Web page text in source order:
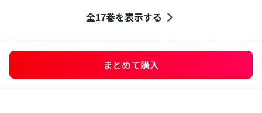
全17巻を表示する
まとめて購入